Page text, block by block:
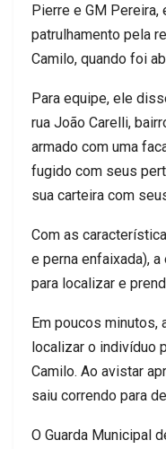
Pierre e GM Pereira,
patrulhamento pela
Camilo, quando foi
Para equipe, ele
rua João Carelli,
armado com uma
fugido com seus
sua carteira com
Com as
e perna enfaixada),
para localizar e
Em poucos minutos,
localizar o indivíduo
Camilo. Ao avistar
saiu correndo para
O Guarda Municipal